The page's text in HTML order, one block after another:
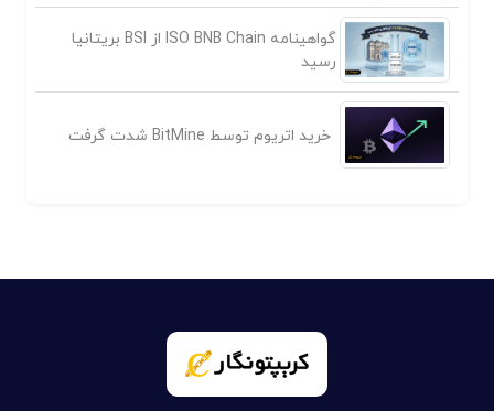
گواهینامه ISO BNB Chain از BSI بریتانیا
رسید
خرید اتریوم توسط BitMine شدت گرفت